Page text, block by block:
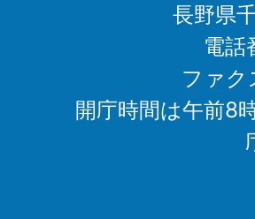
長野県
電話
ファ
開庁時間は午前8